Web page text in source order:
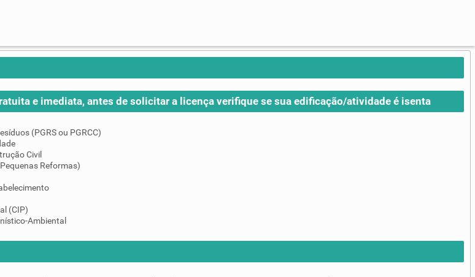
e imediata, antes de solicitar a licença verifique se sua edificação/atividade é isenta
(PGRS ou PGRCC)
Civil
Reformas)
(CIP)
Ambiental